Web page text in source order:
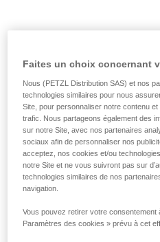
Infos de contact
Inscris tes coordonnées
PRÉNOM *
Faites un choix concernant
Nous (PETZL Distribution SAS) et nos
technologies similaires pour nous
Site, pour personnaliser notre contenu
trafic. Nous partageons également des
sur notre Site, avec nos partenaires
sociaux afin de personnaliser nos
acceptez, nos cookies et/ou
notre Site et ne vous suivront pas sur
technologies similaires de nos
navigation.
Vous pouvez retirer votre consentement
Paramètres des cookies » prévu à cet